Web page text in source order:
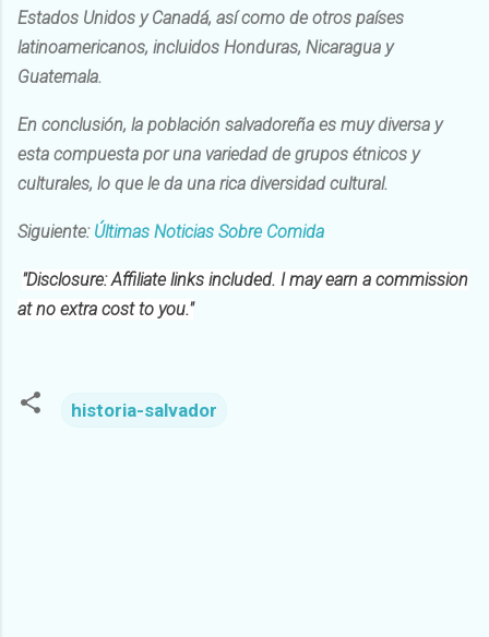
Estados Unidos y Canadá, así como de otros países
latinoamericanos, incluidos Honduras, Nicaragua y
Guatemala.
En conclusión, la población salvadoreña es muy diversa y
esta compuesta por una variedad de grupos étnicos y
culturales, lo que le da una rica diversidad cultural.
Siguiente: Últimas Noticias Sobre Comida
"Disclosure: Affiliate links included. I may earn a commission
at no extra cost to you."
historia-salvador